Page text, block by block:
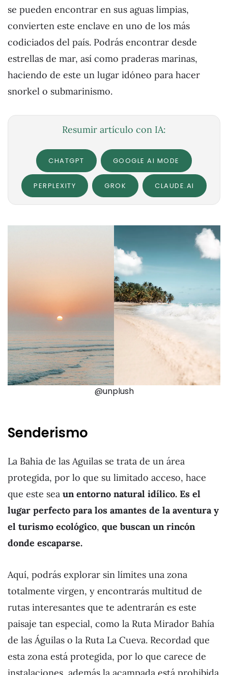
se pueden encontrar en sus aguas limpias,
convierten este enclave en uno de los más
codiciados del país. Podrás encontrar desde
estrellas de mar, así como praderas marinas,
haciendo de este un lugar idóneo para hacer
snorkel o submarinismo.
Resumir artículo con IA:
CHATGPT GOOGLE AI MODE
PERPLEXITY GROK CLAUDE.AI
@unplush
Senderismo
La Bahia de las Aguilas se trata de un área
protegida, por lo que su limitado acceso, hace
que este sea un entorno natural idílico. Es el
lugar perfecto para los amantes de la aventura y
el turismo ecológico, que buscan un rincón
donde escaparse.
Aquí, podrás explorar sin límites una zona
totalmente virgen, y encontrarás multitud de
rutas interesantes que te adentrarán es este
paisaje tan especial, como la Ruta Mirador Bahía
de las Águilas o la Ruta La Cueva. Recordad que
esta zona está protegida, por lo que carece de